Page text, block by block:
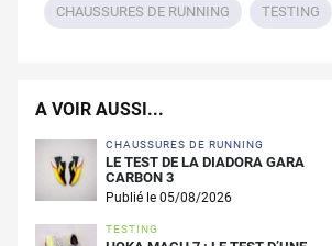
CHAUSSURES DE RUNNING TESTING
A VOIR AUSSI...
CHAUSSURES DE RUNNING
LE TEST DE LA DIADORA GARA
CARBON 3
Publié le 05/08/2026
TESTING